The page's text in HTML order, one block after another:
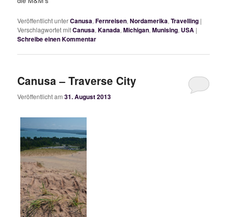
Veröffentlicht unterCanusa,Fernreisen,Nordamerika,Travelling |
Verschlagwortet mitCanusa,Kanada,Michigan,Munising, USA |
Schreibe einen Kommentar
Canusa – Traverse City
Veröffentlicht am31. August 2013